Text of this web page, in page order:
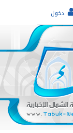
دخول
أخبار منطقة تبوك
أخبار عامة